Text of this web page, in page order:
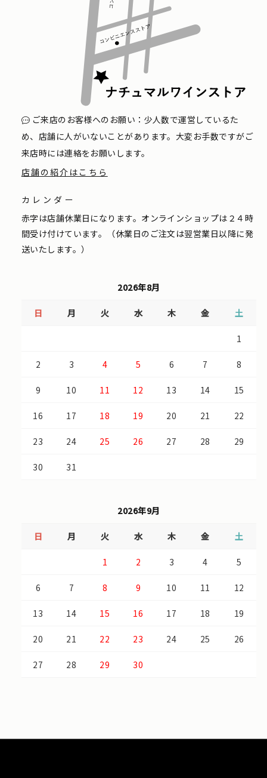
ご来店のお客様へのお願い：少人数で運営しているた
め、店舗に人がいないことがあります。大変お手数ですがご
来店時には連絡をお願いします。
店舗の紹介はこちら
カレンダー
赤字は店舗休業日になります。オンラインショップは２４時
間受け付けています。（休業日のご注文は翌営業日以降に発
送いたします。）
2026年8月
日 月 火 水 木 金 土
1
2 3 4 5 6 7 8
9 10 11 12 13 14 15
16 17 18 19 20 21 22
23 24 25 26 27 28 29
30 31
2026年9月
日 月 火 水 木 金 土
1 2 3 4 5
6 7 8 9 10 11 12
13 14 15 16 17 18 19
20 21 22 23 24 25 26
27 28 29 30